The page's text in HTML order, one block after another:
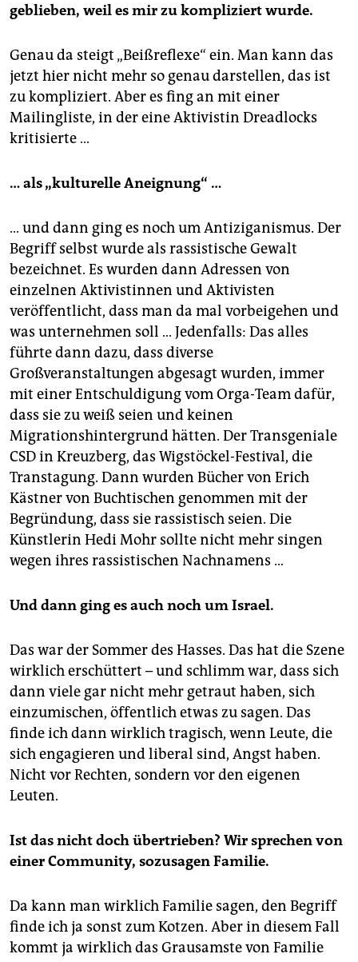
geblieben, weil es mir zu kompliziert wurde.
Genau da steigt „Beißreflexe“ ein. Man kann das
jetzt hier nicht mehr so genau darstellen, das ist
zu kompliziert. Aber es fing an mit einer
Mailingliste, in der eine Aktivistin Dreadlocks
kritisierte …
… als „kulturelle Aneignung“ …
… und dann ging es noch um Antiziganismus. Der
Begriff selbst wurde als rassistische Gewalt
bezeichnet. Es wurden dann Adressen von
einzelnen Aktivistinnen und Aktivisten
veröffentlicht, dass man da mal vorbeigehen und
was unternehmen soll … Jedenfalls: Das alles
führte dann dazu, dass diverse
Großveranstaltungen abgesagt wurden, immer
mit einer Entschuldigung vom Orga-Team dafür,
dass sie zu weiß seien und keinen
Migrationshintergrund hätten. Der Transgeniale
CSD in Kreuzberg, das Wigstöckel-Festival, die
Transtagung. Dann wurden Bücher von Erich
Kästner von Buchtischen genommen mit der
Begründung, dass sie rassistisch seien. Die
Künstlerin Hedi Mohr sollte nicht mehr singen
wegen ihres rassistischen Nachnamens …
Und dann ging es auch noch um Israel.
Das war der Sommer des Hasses. Das hat die Szene
wirklich erschüttert – und schlimm war, dass sich
dann viele gar nicht mehr getraut haben, sich
einzumischen, öffentlich etwas zu sagen. Das
finde ich dann wirklich tragisch, wenn Leute, die
sich engagieren und liberal sind, Angst haben.
Nicht vor Rechten, sondern vor den eigenen
Leuten.
Ist das nicht doch übertrieben? Wir sprechen von
einer Community, sozusagen Familie.
Da kann man wirklich Familie sagen, den Begriff
finde ich ja sonst zum Kotzen. Aber in diesem Fall
kommt ja wirklich das Grausamste von Familie